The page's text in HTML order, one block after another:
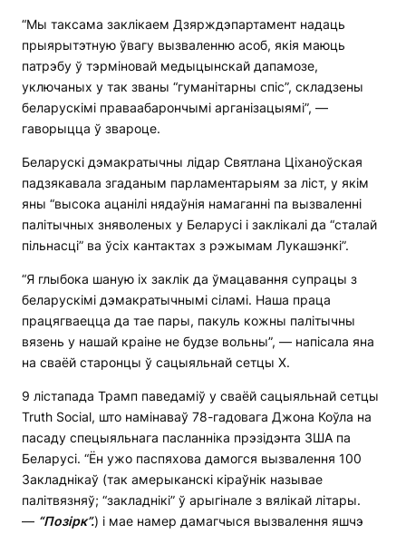
“Мы таксама заклікаем Дзярждэпартамент надаць
прыярытэтную ўвагу вызваленню асоб, якія маюць
патрэбу ў тэрміновай медыцынскай дапамозе,
уключаных у так званы “гуманітарны спіс”, складзены
беларускімі праваабарончымі арганізацыямі”, —
гаворыцца ў звароце.
Беларускі дэмакратычны лідар Святлана Ціханоўская
падзякавала згаданым парламентарыям за ліст, у якім
яны “высока ацанілі нядаўнія намаганні па вызваленні
палітычных зняволеных у Беларусі і заклікалі да “сталай
пільнасці” ва ўсіх кантактах з рэжымам Лукашэнкі”.
“Я глыбока шаную іх заклік да ўмацавання супрацы з
беларускімі дэмакратычнымі сіламі. Наша праца
працягваецца да тае пары, пакуль кожны палітычны
вязень у нашай краіне не будзе вольны”, — напісала яна
на сваёй старонцы ў сацыяльнай сетцы Х.
9 лістапада Трамп паведаміў у сваёй сацыяльнай сетцы
Truth Social, што намінаваў 78-гадовага Джона Коўла на
пасаду спецыяльнага пасланніка прэзідэнта ЗША па
Беларусі. “Ён ужо паспяхова дамогся вызвалення 100
Закладнікаў (так амерыканскі кіраўнік называе
палітвязняў; “закладнікі” ў арыгінале з вялікай літары.
— “Позірк”.) і мае намер дамагчыся вызвалення яшчэ